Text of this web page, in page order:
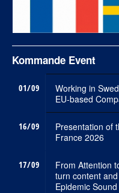
Kommande Event
01/09
Working in
EU-based
16/09
Presentation of
France 2026
17/09
From Attention
turn content
Epidemic